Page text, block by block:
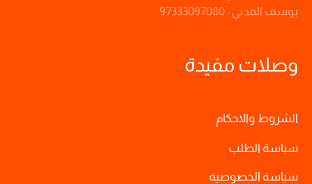
يوسف المدني : 97333097080
وصلات مفيدة
الشروط والاحكام
سياسة الطلب
سياسة الخصوصية